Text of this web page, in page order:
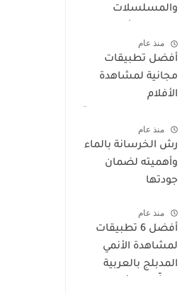
والمسلسلات
مجانًا وبأمان
منذ عام
أفضل تطبيقات
مجانية لمشاهدة
الأفلام
عالية وبشكل آمن
منذ عام
رش الخرسانة بالماء
وأهميته لضمان
جودتها
منذ عام
أفضل 6 تطبيقات
لمشاهدة الأنمي
المدبلج بالعربية